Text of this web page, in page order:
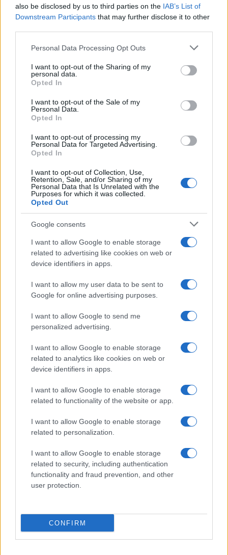
also be disclosed by us to third parties on the IAB’s List of
Downstream Participants that may further disclose it to other
Please note that this website/app uses one or more Google
not limited to your visit or usage behaviour. You may click to
grant or deny consent to Google and its third-party tags to
use your data for below specified purposes in below Google
consent section.
Personal Data Processing Opt Outs
I want to opt-out of the Sharing of my
personal data.
Opted In
I want to opt-out of the Sale of my
Personal Data.
Opted In
I want to opt-out of processing my
Personal Data for Targeted Advertising.
Opted In
I want to opt-out of Collection, Use,
Retention, Sale, and/or Sharing of my
Personal Data that Is Unrelated with the
Purposes for which it was collected.
Opted Out
Google consents
I want to allow Google to enable storage
related to advertising like cookies on web or
device identifiers in apps.
I want to allow my user data to be sent to
Google for online advertising purposes.
I want to allow Google to send me
personalized advertising.
I want to allow Google to enable storage
related to analytics like cookies on web or
device identifiers in apps.
I want to allow Google to enable storage
related to functionality of the website or app.
I want to allow Google to enable storage
related to personalization.
I want to allow Google to enable storage
related to security, including authentication
functionality and fraud prevention, and other
user protection.
CONFIRM
El Ayuntamiento confirma que todas las
licencias de VFT de Mesón, 9 han sido o
van a ser canceladas
Un total de 222 licencias de viviendas con fines turísticos han
Pillado vendiendo cocaína en un
apartamento turístico de la capital
gaditana
«« « 1 2
INFORMACIÓN LEGAL Y POLÍTICA DE PRIVACIDAD
CONTACTO